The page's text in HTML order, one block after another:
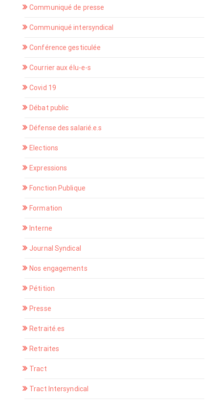
Communiqué de presse
Communiqué intersyndical
Conférence gesticulée
Courrier aux élu-e-s
Covid 19
Débat public
Défense des salarié.e.s
Elections
Expressions
Fonction Publique
Formation
Interne
Journal Syndical
Nos engagements
Pétition
Presse
Retraité.es
Retraites
Tract
Tract Intersyndical